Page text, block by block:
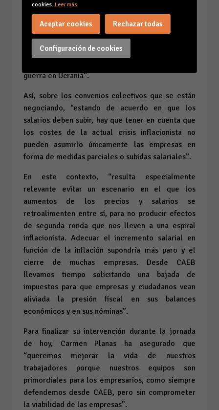
para recordar tras las manifestaciones y protestas
de las últimas fechas en relación a la demanda de
subidas salariales, que “los empresarios no somos
ajenos a los problemas que genera una inflación
que no padecíamos en España desde hace más de
guerra en Ucrania”.
Así, sobre los convenios colectivos que se están
negociando, “estando de acuerdo en que los
salarios deben subir, hay que tener en cuenta que
los costes de la actual crisis inflacionista no
pueden asumirlo únicamente las empresas en
forma de medidas parciales o subidas salariales”.
En este contexto, “resulta especialmente
relevante evitar un escenario en el que los
aumentos de los precios y salarios se
retroalimenten entre sí, para no producir efectos
de segunda ronda que nos lleven a una espiral
inflacionista. Adecuar el incremento salarial en
función de la inflación supondría más paro y el
cierre de muchas empresas. Desde CAEB
llevamos tiempo solicitando una bajada de
impuestos para que empresas y ciudadanos vean
aliviada la presión fiscal en sus balances
económicos y en sus nóminas”.
Para finalizar su intervención durante la jornada
de hoy, Carmen Planas ha asegurado que
“queremos mejorar la vida de nuestros
trabajadores porque nuestros equipos son
primordiales para los empresarios, como siempre
defendemos desde CAEB, pero sin comprometer
la viabilidad de las empresas”.
cookies. Leer más
Configuración de cookies
Aceptar cookies Rechazar todas